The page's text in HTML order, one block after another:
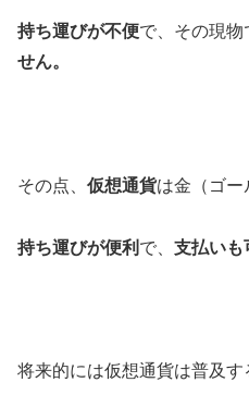
持ち運びが不便で、その現物
せん。
その点、 仮想通貨は金（ゴー
持ち運びが便利 で、 支払いも
将来的には仮想通貨は普及す